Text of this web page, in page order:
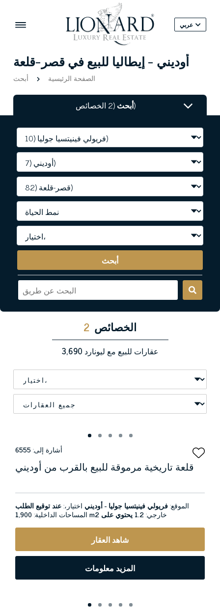
عربي
أوديني - إيطاليا للبيع في قصر-قلعة
الصفحة الرئيسية أبحث
أبحث(2 الخصائص)
أبحث
2 الخصائص
3,690 عقارات للبيع مع ليونارد
أشارة إلى:6555
قلعة تاريخية مرموقة للبيع بالقرب من أوديني
الموقع:فريولي فينيتسيا جوليا - أوديني اختيار،:عند توقيع الطلب
المساحات الداخلية: 1,900 m2 خارجي:1.2 يحتوي على
شاهد العقار
المزيد معلومات